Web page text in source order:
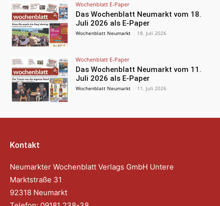
Wochenblatt E-Paper
Das Wochenblatt Neumarkt vom 18.
Juli 2026 als E-Paper
Wochenblatt Neumarkt - 18. Juli 2026
Wochenblatt E-Paper
Das Wochenblatt Neumarkt vom 11.
Juli 2026 als E-Paper
Wochenblatt Neumarkt - 11. Juli 2026
Kontakt
Neumarkter Wochenblatt Verlags GmbH Untere
Marktstraße 31
92318 Neumarkt